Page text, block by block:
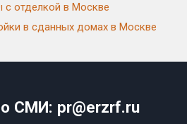
с отделкой в Москве
в сданных домах в Москве
СМИ: pr@erzrf.ru